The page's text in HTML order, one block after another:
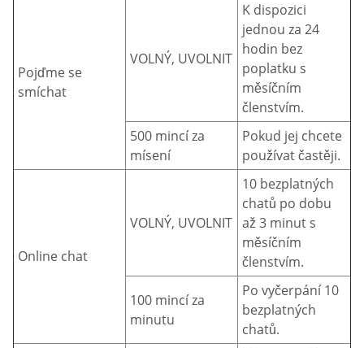
Pojďme se
smíchat
VOLNÝ, UVOLNIT
K dispozici
jednou za 24
hodin bez
poplatku s
měsíčním
členstvím.
500 mincí za
mísení
Pokud jej chcete
používat častěji.
Online chat
VOLNÝ, UVOLNIT
10 bezplatných
chatů po dobu
až 3 minut s
měsíčním
členstvím.
100 mincí za
minutu
Po vyčerpání 10
bezplatných
chatů.